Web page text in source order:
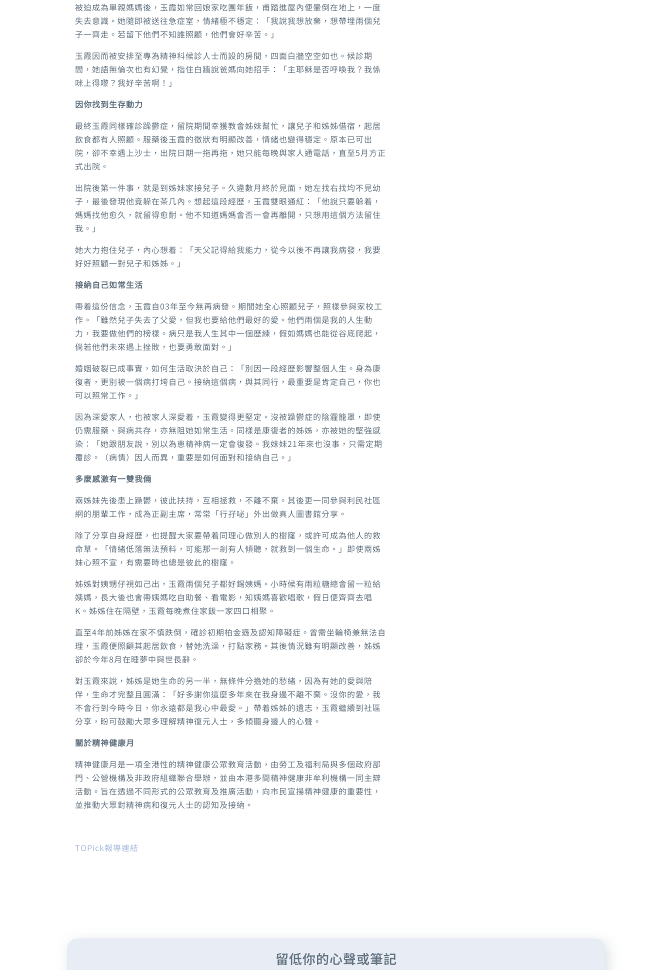
被迫成為單親媽媽後，玉霞如常回娘家吃團年飯，甫踏進屋內便暈倒在地上，一度
失去意識。她隨即被送往急症室，情緒極不穩定：「我說我想放棄，想帶埋兩個兒
子一齊走。若留下他們不知誰照顧，他們會好辛苦。」
玉霞因而被安排至專為精神科候診人士而設的房間，四面白牆空空如也。候診期
間，她語無倫次也有幻覺，指住白牆說爸媽向她招手：「主耶穌是否呼喚我？我係
咪上得嚟？我好辛苦啊！」
因你找到生存動力
最終玉霞同樣確診躁鬱症，留院期間幸獲教會姊妹幫忙，讓兒子和姊姊借宿，起居
飲食都有人照顧。服藥後玉霞的徵狀有明顯改善，情緒也變得穩定。原本已可出
院，卻不幸遇上沙士，出院日期一拖再拖，她只能每晚與家人通電話，直至5月方正
式出院。
出院後第一件事，就是到姊妹家接兒子。久違數月終於見面，她左找右找均不見幼
子，最後發現他竟躲在茶几內。想起這段經歷，玉霞雙眼通紅：「他說只要躲着，
媽媽找他愈久，就留得愈耐。他不知道媽媽會否一會再離開，只想用這個方法留住
我。」
她大力抱住兒子，內心想着：「天父記得給我能力，從今以後不再讓我病發，我要
好好照顧一對兒子和姊姊。」
接納自己如常生活
帶着這份信念，玉霞自03年至今無再病發。期間她全心照顧兒子，照樣參與家校工
作。「雖然兒子失去了父愛，但我也要給他們最好的愛。他們兩個是我的人生動
力，我要做他們的榜樣。病只是我人生其中一個歷練，假如媽媽也能從谷底爬起，
倘若他們未來遇上挫敗，也要勇敢面對。」
婚姻破裂已成事實，如何生活取決於自己：「別因一段經歷影響整個人生。身為康
復者，更別被一個病打垮自己。接納這個病，與其同行，最重要是肯定自己，你也
可以照常工作。」
因為深愛家人，也被家人深愛着，玉霞變得更堅定。沒被躁鬱症的陰霾籠罩，即使
仍需服藥、與病共存，亦無阻她如常生活。同樣是康復者的姊姊，亦被她的堅強感
染：「她跟朋友說，別以為患精神病一定會復發。我妹妹21年來也沒事，只需定期
覆診。（病情）因人而異，重要是如何面對和接納自己。」
多麼感激有一雙我倆
兩姊妹先後患上躁鬱，彼此扶持，互相拯救，不離不棄。其後更一同參與利民社區
網的朋輩工作，成為正副主席，常常「行孖咇」外出做真人圖書館分享。
除了分享自身經歷，也提醒大家要帶着同理心做別人的樹窿，或許可成為他人的救
命草。「情緒低落無法預料，可能那一剎有人傾聽，就救到一個生命。」即使兩姊
妹心照不宣，有需要時也總是彼此的樹窿。
姊姊對姨甥仔視如己出，玉霞兩個兒子都好錫姨媽。小時候有兩粒糖總會留一粒給
姨媽，長大後也會帶姨媽吃自助餐、看電影，知姨媽喜歡唱歌，假日便齊齊去唱
K。姊姊住在隔壁，玉霞每晚煮住家飯一家四口相聚。
直至4年前姊姊在家不慎跌倒，確診初期柏金遜及認知障礙症。曾需坐輪椅兼無法自
理，玉霞便照顧其起居飲食，替她洗澡，打點家務。其後情況雖有明顯改善，姊姊
卻於今年8月在睡夢中與世長辭。
對玉霞來說，姊姊是她生命的另一半，無條件分擔她的愁緒，因為有她的愛與陪
伴，生命才完整且圓滿：「好多謝你這麼多年來在我身邊不離不棄。沒你的愛，我
不會行到今時今日，你永遠都是我心中最愛。」帶着姊姊的遺志，玉霞繼續到社區
分享，盼可鼓勵大眾多理解精神復元人士，多傾聽身邊人的心聲。
關於精神健康月
精神健康月是一項全港性的精神健康公眾教育活動，由勞工及福利局與多個政府部
門、公營機構及非政府組織聯合舉辦，並由本港多間精神健康非牟利機構一同主辧
活動。旨在透過不同形式的公眾教育及推廣活動，向市民宣揚精神健康的重要性，
並推動大眾對精神病和復元人士的認知及接納。
TOPick報導連結
留低你的心聲或筆記